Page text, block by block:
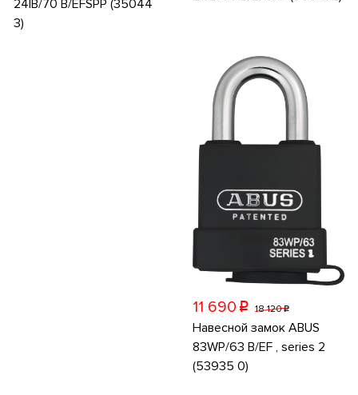
24IB/70 B/EFSPP (35044
3)
11 690 p 18 120p
Навесной замок ABUS
83WP/63 B/EF , series 2
(53935 0)